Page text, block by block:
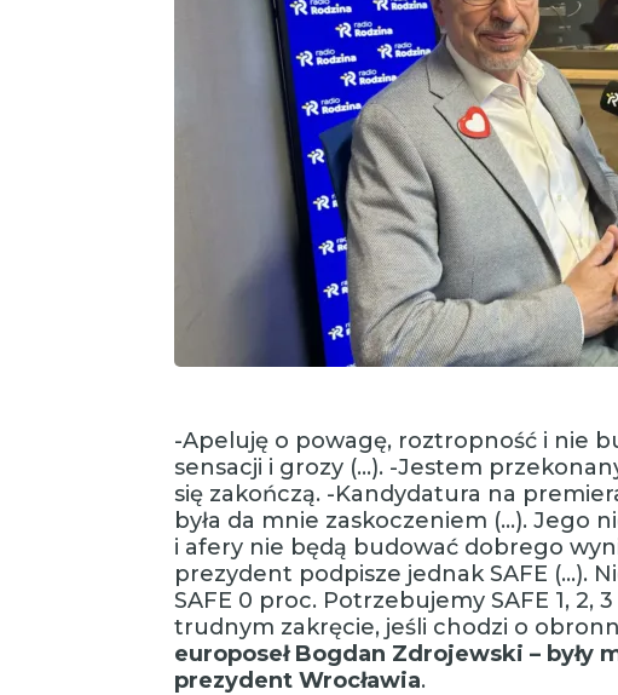
-Apeluję o powagę, roztropność i nie
sensacji i grozy (…). -Jestem
się zakończą. -Kandydatura na
była da mnie zaskoczeniem (…). Jego
i afery nie będą budować dobrego
prezydent podpisze jednak SAFE (…).
SAFE 0 proc. Potrzebujemy SAFE 1, 2,
trudnym zakręcie, jeśli chodzi o
europoseł Bogdan Zdrojewski – były
prezydent Wrocławia.